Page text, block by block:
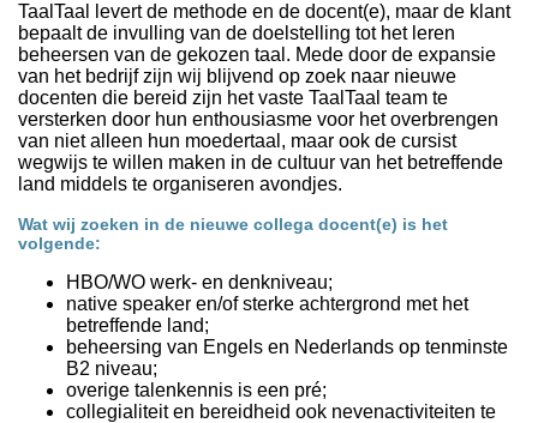
TaalTaal levert de methode en de docent(e), maar de klant
bepaalt de invulling van de doelstelling tot het leren
beheersen van de gekozen taal. Mede door de expansie
van het bedrijf zijn wij blijvend op zoek naar nieuwe
docenten die bereid zijn het vaste TaalTaal team te
versterken door hun enthousiasme voor het overbrengen
van niet alleen hun moedertaal, maar ook de cursist
wegwijs te willen maken in de cultuur van het betreffende
land middels te organiseren avondjes.
Wat wij zoeken in de nieuwe collega docent(e) is het
volgende:
HBO/WO werk- en denkniveau;
native speaker en/of sterke achtergrond met het
betreffende land;
beheersing van Engels en Nederlands op tenminste
B2 niveau;
overige talenkennis is een pré;
collegialiteit en bereidheid ook nevenactiviteiten te